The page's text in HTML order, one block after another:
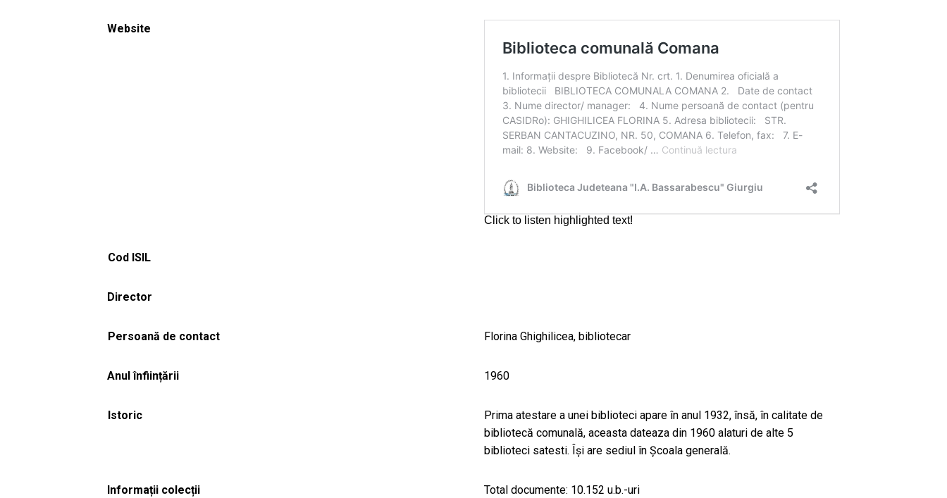
Website
Cod ISIL
Director
Persoană de contact Florina Ghighilicea, bibliotecar
Anul înființării 1960
Istoric
Prima atestare a unei biblioteci apare în anul 1932, însă, în calitate de
bibliotecă comunală, aceasta dateaza din 1960 alaturi de alte 5
biblioteci satesti. Își are sediul în Școala generală.
Informații colecții Total documente: 10.152 u.b.-uri